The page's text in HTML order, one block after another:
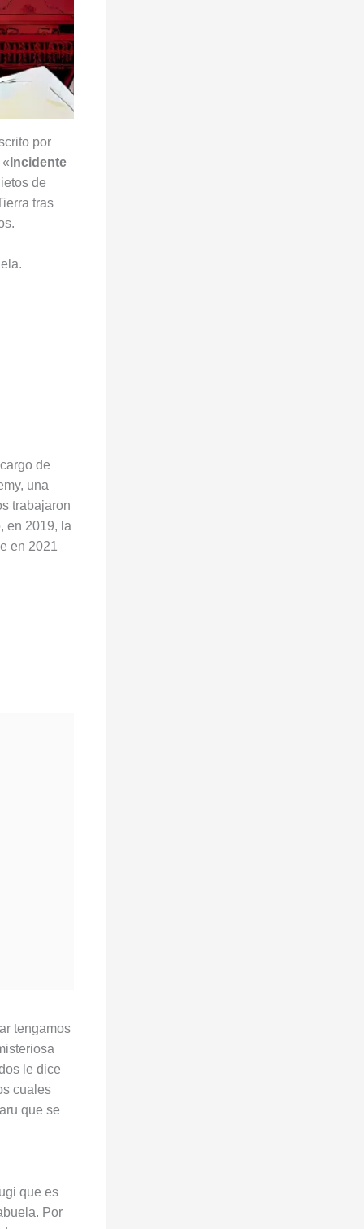
por
Incidente
de
tras
de
una
trabajaron
en 2019, la
en 2021
tengamos
le dice
cuales
que se
que es
Por